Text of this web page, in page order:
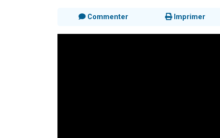
Commenter Imprimer